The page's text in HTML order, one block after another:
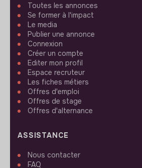
Toutes les annonces
Se former à l'impact
Le media
Publier une annonce
Connexion
Créer un compte
Editer mon profil
Espace recruteur
Les fiches métiers
Offres d'emploi
Offres de stage
Offres d'alternance
ASSISTANCE
Nous contacter
FAQ